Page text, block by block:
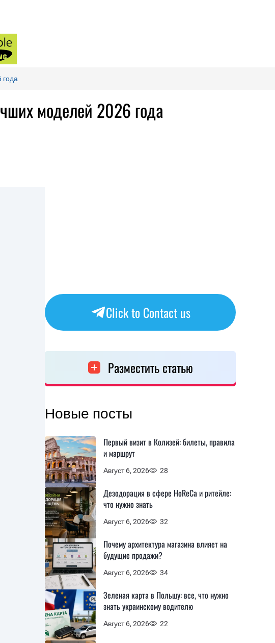
года
моделей 2026 года
Click to Contact us
Разместить статью
Новые посты
Август 6, 2026 28
Первый визит в Колизей: билеты, правила
и маршрут
Август 6, 2026 32
Дезодорация в сфере HoReCa и ритейле:
что нужно знать
Август 6, 2026 34
Почему архитектура магазина влияет на
будущие продажи?
Август 6, 2026 22
Зеленая карта в Польшу: все, что нужно
знать украинскому водителю